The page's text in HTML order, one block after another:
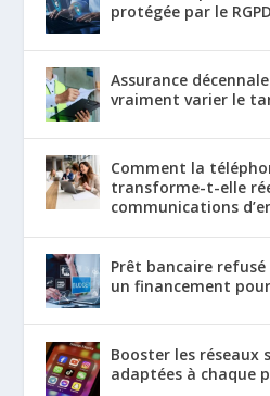
protégée par le
Assurance
vraiment varier le
Comment la
transforme-t-elle
communications
Prêt bancaire
un financement
Booster les réseaux
adaptées à chaque